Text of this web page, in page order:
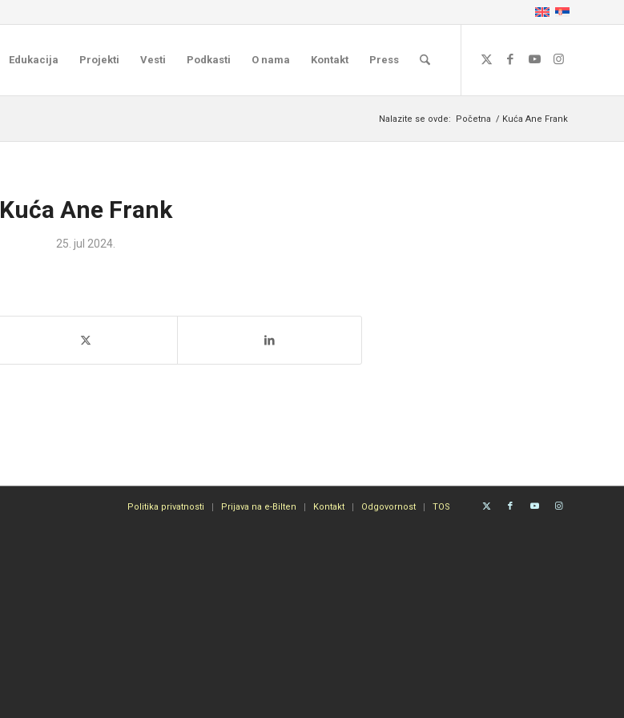
Edukacija Projekti Vesti Podkasti O nama Kontakt Press
Nalazite se ovde: Početna / Kuća Ane Frank
Kuća Ane Frank
25. jul 2024.
Politika privatnosti Prijava na e-Bilten Kontakt Odgovornost TOS